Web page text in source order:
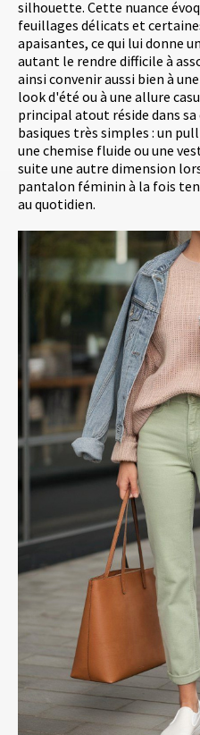
silhouette. Cette nuance
feuillages délicats et
apaisantes, ce qui lui donne
autant le rendre difficile à
ainsi convenir aussi bien à
look d'été ou à une allure
principal atout réside dans
basiques très simples : un
une chemise fluide ou une
suite une autre dimension
pantalon féminin à la fois
au quotidien.